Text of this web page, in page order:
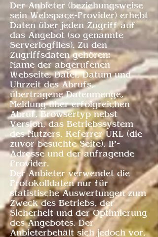
Der Anbieter (beziehungsweise
sein Webspace-Provider) erhebt
Daten über jeden Zugriff auf
das Angebot (so genannte
Serverlogfiles). Zu den
Zugriffsdaten gehören:
Name der abgerufenen
Webseite, Datei, Datum und
Uhrzeit des Abrufs,
übertragene Datenmenge,
Meldung über erfolgreichen
Abruf, Browsertyp nebst
Version, das Betriebssystem
des Nutzers, Referrer URL (die
zuvor besuchte Seite), IP-
Adresse und der anfragende
Provider.
Der Anbieter verwendet die
Protokolldaten nur für
statistische Auswertungen zum
Zweck des Betriebs, der
Sicherheit und der Optimierung
des Angebotes. Der
Anbieterbehält sich jedoch vor,